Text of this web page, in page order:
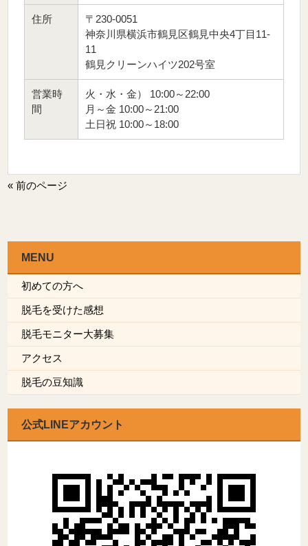
住所
〒230-0051
神奈川県横浜市鶴見区鶴見中央4丁目11-
11
鶴見クリーンハイツ202号室
営業時
間
火・水・金） 10:00～22:00
月～金 10:00～21:00
土日祝 10:00～18:00
« 前のページ
MENU
初めての方へ
脱毛を受けた感想
脱毛モニター大募集
アクセス
脱毛の豆知識
公式LINEアカウント